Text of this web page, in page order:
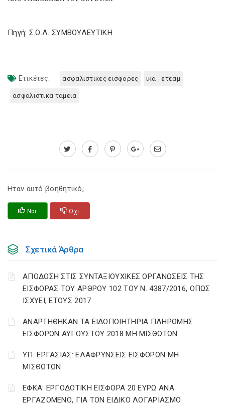
Πηγή: Σ.Ο.Λ. ΣΥΜΒΟΥΛΕΥΤΙΚΗ
Ετικέτες: ασφαλιστικες εισφορες ικα - ετεαμ
ασφαλιστικα ταμεια
Ηταν αυτό βοηθητικό;
Ναι Οχι
Σχετικά Άρθρα
ΑΠΟΔΟΣΗ ΣΤΙΣ ΣΥΝΤΑΞΙΟΥΧΙΚΕΣ ΟΡΓΑΝΩΣΕΙΣ ΤΗΣ
ΕΙΣΦΟΡΑΣ ΤΟΥ ΑΡΘΡΟΥ 102 ΤΟΥ Ν. 4387/2016, ΟΠΩΣ
ΙΣΧΥΕΙ, ΕΤΟΥΣ 2017
ΑΝΑΡΤΗΘΗΚΑΝ ΤΑ ΕΙΔΟΠΟΙΗΤΗΡΙΑ ΠΛΗΡΩΜΗΣ
ΕΙΣΦΟΡΩΝ ΑΥΓΟΥΣΤΟΥ 2018 ΜΗ ΜΙΣΘΩΤΩΝ
ΥΠ. ΕΡΓΑΣΙΑΣ: ΕΛΑΦΡΥΝΣΕΙΣ ΕΙΣΦΟΡΩΝ ΜΗ
ΜΙΣΘΩΤΩΝ
ΕΦΚΑ: ΕΡΓΟΔΟΤΙΚΗ ΕΙΣΦΟΡΑ 20 ΕΥΡΩ ΑΝΑ
ΕΡΓΑΖΟΜΕΝΟ, ΓΙΑ ΤΟΝ ΕΙΔΙΚΟ ΛΟΓΑΡΙΑΣΜΟ